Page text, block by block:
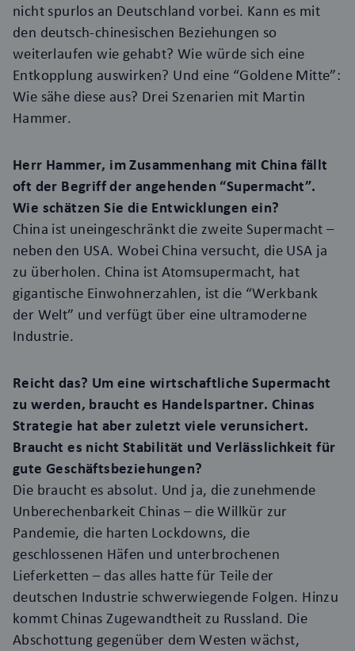
nicht spurlos an Deutschland vorbei. Kann es mit
den deutsch-chinesischen Beziehungen so
weiterlaufen wie gehabt? Wie würde sich eine
Entkopplung auswirken? Und eine “Goldene Mitte”:
Wie sähe diese aus? Drei Szenarien mit Martin
Hammer.
Herr Hammer, im Zusammenhang mit China fällt
oft der Begriff der angehenden “Supermacht”.
Wie schätzen Sie die Entwicklungen ein?
China ist uneingeschränkt die zweite Supermacht –
neben den USA. Wobei China versucht, die USA ja
zu überholen. China ist Atomsupermacht, hat
gigantische Einwohnerzahlen, ist die “Werkbank
der Welt” und verfügt über eine ultramoderne
Industrie.
Reicht das? Um eine wirtschaftliche Supermacht
zu werden, braucht es Handelspartner. Chinas
Strategie hat aber zuletzt viele verunsichert.
Braucht es nicht Stabilität und Verlässlichkeit für
gute Geschäftsbeziehungen?
Die braucht es absolut. Und ja, die zunehmende
Unberechenbarkeit Chinas – die Willkür zur
Pandemie, die harten Lockdowns, die
geschlossenen Häfen und unterbrochenen
Lieferketten – das alles hatte für Teile der
deutschen Industrie schwerwiegende Folgen. Hinzu
kommt Chinas Zugewandtheit zu Russland. Die
Abschottung gegenüber dem Westen wächst,